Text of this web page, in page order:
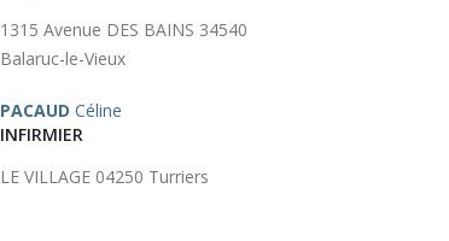
1315 Avenue DES BAINS 34540
Balaruc-le-Vieux
PACAUD Céline
INFIRMIER
LE VILLAGE 04250 Turriers